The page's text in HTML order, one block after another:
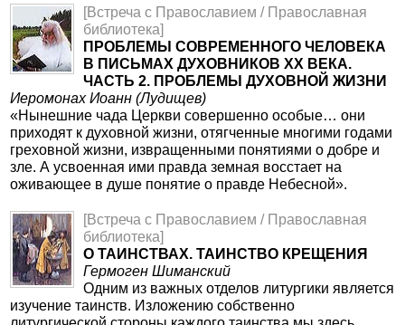
[Встреча с Православием / Православная
библиотека]
ПРОБЛЕМЫ СОВРЕМЕННОГО ЧЕЛОВЕКА
В ПИСЬМАХ ДУХОВНИКОВ XX ВЕКА.
ЧАСТЬ 2. ПРОБЛЕМЫ ДУХОВНОЙ ЖИЗНИ
Иеромонах Иоанн (Лудищев)
«Нынешние чада Церкви совершенно особые… они
приходят к духовной жизни, отягченные многими годами
греховной жизни, извращенными понятиями о добре и
зле. А усвоенная ими правда земная восстает на
оживающее в душе понятие о правде Небесной».
[Встреча с Православием / Православная
библиотека]
О ТАИНСТВАХ. ТАИНСТВО КРЕЩЕНИЯ
Гермоген Шиманский
Одним из важных отделов литургики является
изучение таинств. Изложению собственно